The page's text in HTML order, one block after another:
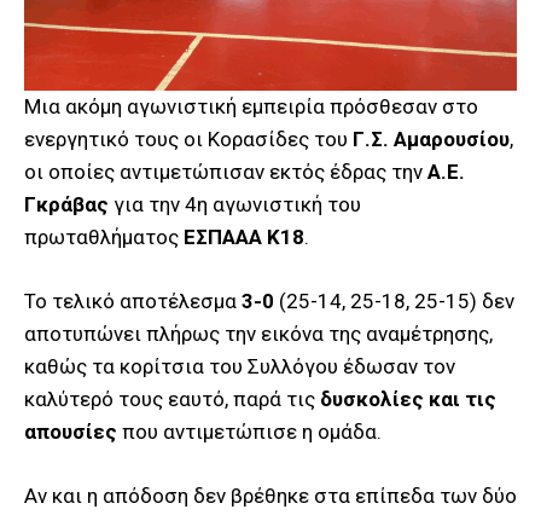
Μια ακόμη αγωνιστική εμπειρία πρόσθεσαν στο
ενεργητικό τους οι Κορασίδες του Γ.Σ. Αμαρουσίου,
οι οποίες αντιμετώπισαν εκτός έδρας την Α.Ε.
Γκράβας για την 4η αγωνιστική του
πρωταθλήματος ΕΣΠΑΑΑ Κ18.
Το τελικό αποτέλεσμα 3-0 (25-14, 25-18, 25-15) δεν
αποτυπώνει πλήρως την εικόνα της αναμέτρησης,
καθώς τα κορίτσια του Συλλόγου έδωσαν τον
καλύτερό τους εαυτό, παρά τις δυσκολίες και τις
απουσίες που αντιμετώπισε η ομάδα.
Αν και η απόδοση δεν βρέθηκε στα επίπεδα των δύο